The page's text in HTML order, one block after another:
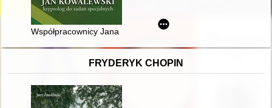
Współpracownicy Jana Kowalewskiego : twórcy polskich
FRYDERYK CHOPIN